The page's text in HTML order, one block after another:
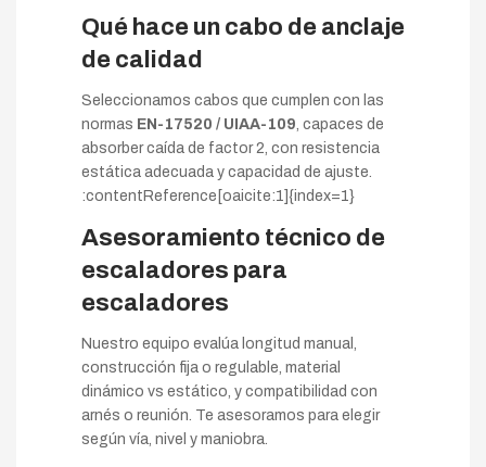
Qué hace un cabo de anclaje
de calidad
Seleccionamos cabos que cumplen con las
normas EN-17520 / UIAA-109, capaces de
absorber caída de factor 2, con resistencia
estática adecuada y capacidad de ajuste.
:contentReference[oaicite:1]{index=1}
Asesoramiento técnico de
escaladores para
escaladores
Nuestro equipo evalúa longitud manual,
construcción fija o regulable, material
dinámico vs estático, y compatibilidad con
arnés o reunión. Te asesoramos para elegir
según vía, nivel y maniobra.